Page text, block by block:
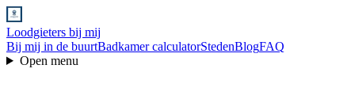
Loodgieters bij mij
Bij mij in de buurtBadkamer calculatorStedenBlogFAQ
Open menu